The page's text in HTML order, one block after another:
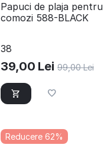
Papuci de plaja
comozi 588-BLACK
38
39,00 Lei 99,00 Lei
Reducere 62%